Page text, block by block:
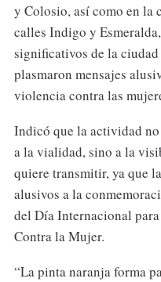
y Colosio, así como en la
calles Indigo y
significativos de la ciudad
plasmaron mensajes
violencia contra las
Indicó que la actividad
a la vialidad, sino a la
quiere transmitir, ya que
alusivos a la
del Día Internacional
Contra la Mujer.
“La pinta naranja forma